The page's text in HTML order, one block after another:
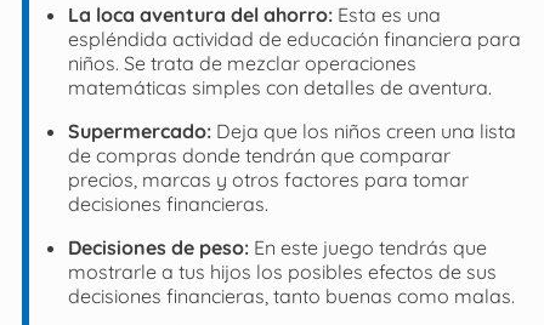
La loca aventura del ahorro:Esta es una
espléndida actividad de educación financiera para
niños. Se trata de mezclar operaciones
matemáticas simples con detalles de aventura.
Supermercado:Deja que los niños creen una lista
de compras donde tendrán que comparar
precios, marcas y otros factores para tomar
decisiones financieras.
Decisiones de peso:En este juego tendrás que
mostrarle a tus hijos los posibles efectos de sus
decisiones financieras, tanto buenas como malas.